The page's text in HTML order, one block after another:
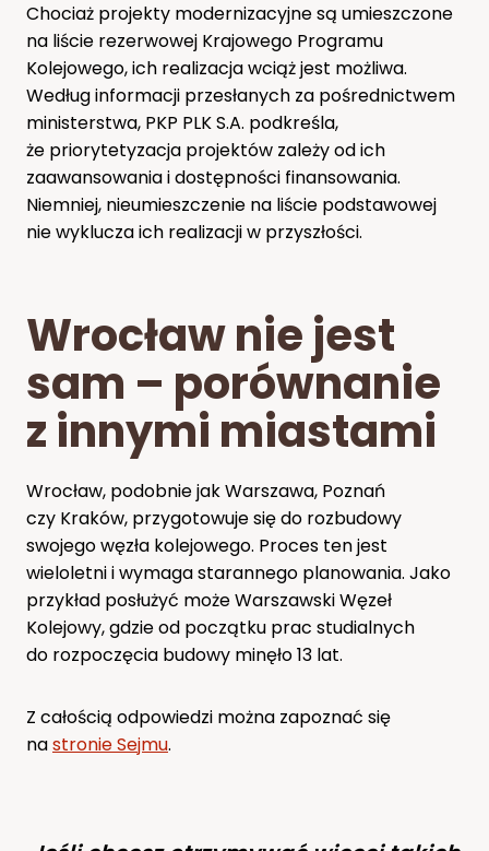
Chociaż projekty modernizacyjne są umieszczone
na liście rezerwowej Krajowego Programu
Kolejowego, ich realizacja wciąż jest możliwa.
Według informacji przesłanych za pośrednictwem
ministerstwa, PKP PLK S.A. podkreśla,
że priorytetyzacja projektów zależy od ich
zaawansowania i dostępności finansowania.
Niemniej, nieumieszczenie na liście podstawowej
nie wyklucza ich realizacji w przyszłości.
Wrocław nie jest
sam – porównanie
z innymi miastami
Wrocław, podobnie jak Warszawa, Poznań
czy Kraków, przygotowuje się do rozbudowy
swojego węzła kolejowego. Proces ten jest
wieloletni i wymaga starannego planowania. Jako
przykład posłużyć może Warszawski Węzeł
Kolejowy, gdzie od początku prac studialnych
do rozpoczęcia budowy minęło 13 lat.
Z całością odpowiedzi można zapoznać się
nastronie Sejmu.